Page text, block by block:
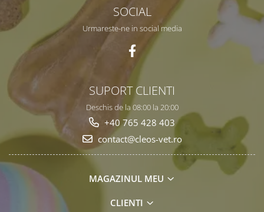
SOCIAL
Urmareste-ne in social media
SUPORT CLIENTI
Deschis de la 08:00 la 20:00
+40 765 428 403
contact@cleos-vet.ro
MAGAZINUL MEU
CLIENTI